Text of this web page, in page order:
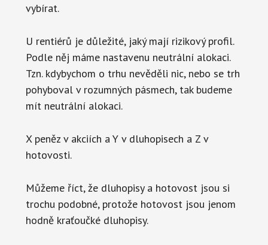
vybírat.
U rentiérů je důležité, jaký mají rizikový profil.
Podle něj máme nastavenu neutrální alokaci.
Tzn. kdybychom o trhu nevěděli nic, nebo se trh
pohyboval v rozumných pásmech, tak budeme
mít neutrální alokaci.
X peněz v akciích a Y v dluhopisech a Z v
hotovosti.
Můžeme říct, že dluhopisy a hotovost jsou si
trochu podobné, protože hotovost jsou jenom
hodně kraťoučké dluhopisy.